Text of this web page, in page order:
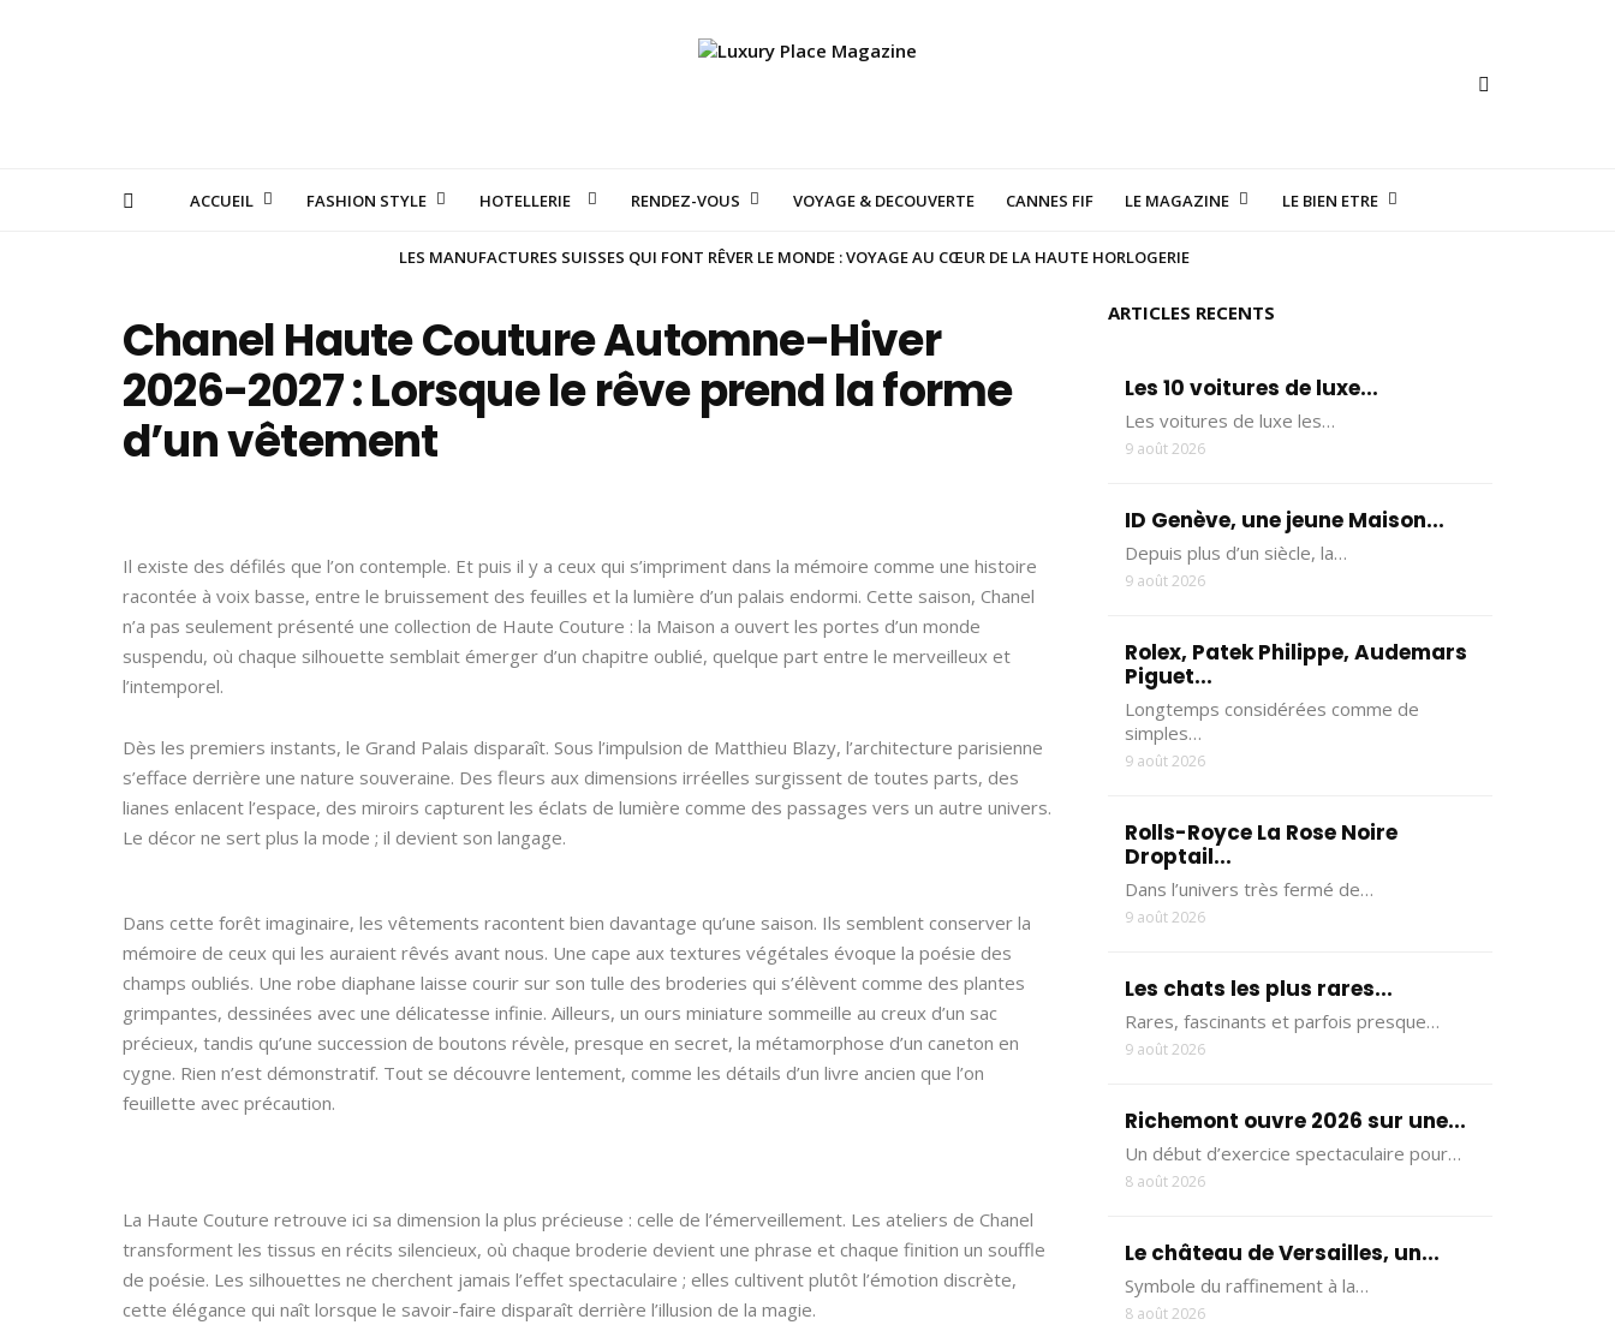
ACCUEIL FASHION STYLE HOTELLERIE RENDEZ-VOUS VOYAGE & DECOUVERTE CANNES FIF LE MAGAZINE LE BIEN ETRE
LES MANUFACTURES SUISSES QUI FONT RÊVER LE MONDE : VOYAGE AU CŒUR DE LA HAUTE HORLOGERIE
Chanel Haute Couture Automne-Hiver
2026-2027 : Lorsque le rêve prend la forme
d’un vêtement
Il existe des défilés que l’on contemple. Et puis il y a ceux qui s’impriment dans la mémoire comme une histoire
racontée à voix basse, entre le bruissement des feuilles et la lumière d’un palais endormi. Cette saison, Chanel
n’a pas seulement présenté une collection de Haute Couture : la Maison a ouvert les portes d’un monde
suspendu, où chaque silhouette semblait émerger d’un chapitre oublié, quelque part entre le merveilleux et
l’intemporel.
Dès les premiers instants, le Grand Palais disparaît. Sous l’impulsion de Matthieu Blazy, l’architecture parisienne
s’efface derrière une nature souveraine. Des fleurs aux dimensions irréelles surgissent de toutes parts, des
lianes enlacent l’espace, des miroirs capturent les éclats de lumière comme des passages vers un autre univers.
Le décor ne sert plus la mode ; il devient son langage.
Dans cette forêt imaginaire, les vêtements racontent bien davantage qu’une saison. Ils semblent conserver la
mémoire de ceux qui les auraient rêvés avant nous. Une cape aux textures végétales évoque la poésie des
champs oubliés. Une robe diaphane laisse courir sur son tulle des broderies qui s’élèvent comme des plantes
grimpantes, dessinées avec une délicatesse infinie. Ailleurs, un ours miniature sommeille au creux d’un sac
précieux, tandis qu’une succession de boutons révèle, presque en secret, la métamorphose d’un caneton en
cygne. Rien n’est démonstratif. Tout se découvre lentement, comme les détails d’un livre ancien que l’on
feuillette avec précaution.
La Haute Couture retrouve ici sa dimension la plus précieuse : celle de l’émerveillement. Les ateliers de Chanel
transforment les tissus en récits silencieux, où chaque broderie devient une phrase et chaque finition un souffle
de poésie. Les silhouettes ne cherchent jamais l’effet spectaculaire ; elles cultivent plutôt l’émotion discrète,
cette élégance qui naît lorsque le savoir-faire disparaît derrière l’illusion de la magie.
ARTICLES RECENTS
Les 10 voitures de luxe...
Les voitures de luxe les…
9 août 2026
ID Genève, une jeune Maison...
Depuis plus d’un siècle, la…
9 août 2026
Rolex, Patek Philippe, Audemars
Piguet...
Longtemps considérées comme de
simples…
9 août 2026
Rolls-Royce La Rose Noire
Droptail...
Dans l’univers très fermé de…
9 août 2026
Les chats les plus rares...
Rares, fascinants et parfois presque…
9 août 2026
Richemont ouvre 2026 sur une...
Un début d’exercice spectaculaire pour…
8 août 2026
Le château de Versailles, un...
Symbole du raffinement à la…
8 août 2026